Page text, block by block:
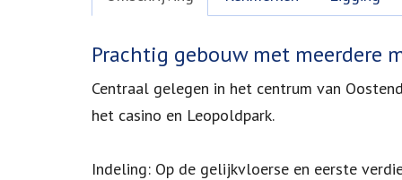
Omschrijving
Prachtig gebouw met meerdere
Centraal gelegen in het centrum van
het casino en Leopoldpark.
Indeling: Op de gelijkvloerse en eerste